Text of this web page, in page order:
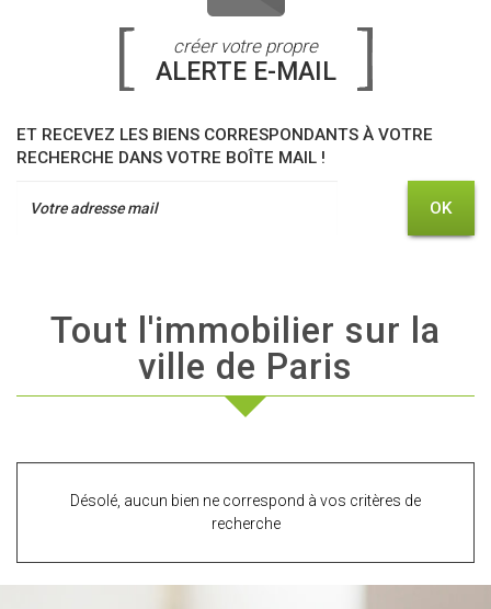
créer votre propre
ALERTE E-MAIL
ET RECEVEZ LES BIENS CORRESPONDANTS À VOTRE
RECHERCHE DANS VOTRE BOÎTE MAIL !
OK
Tout l'immobilier sur la
ville de Paris
Désolé, aucun bien ne correspond à vos critères de
recherche